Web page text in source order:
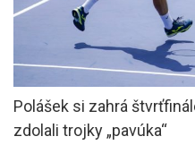
Polášek si zahrá
zdolali trojky „pavúka“